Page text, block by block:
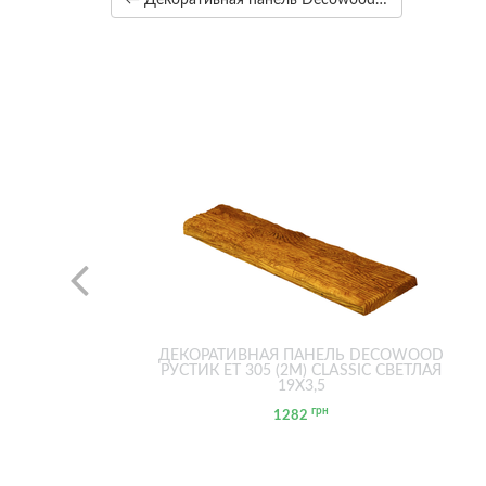
ДЕКОРАТИВНАЯ ПАНЕЛЬ DECOWOOD
РУСТИК ET 305 (2М) CLASSIC СВЕТЛАЯ
19Х3,5
1282 грн